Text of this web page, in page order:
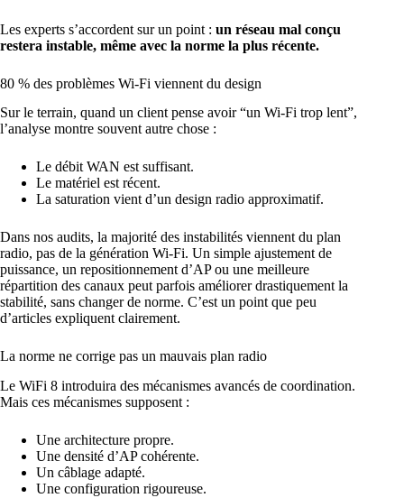
Les experts s’accordent sur un point : un réseau mal conçu
restera instable, même avec la norme la plus récente.
80 % des problèmes Wi-Fi viennent du design
Sur le terrain, quand un client pense avoir “un Wi-Fi trop lent”,
l’analyse montre souvent autre chose :
Le débit WAN est suffisant.
Le matériel est récent.
La saturation vient d’un design radio approximatif.
Dans nos audits, la majorité des instabilités viennent du plan
radio, pas de la génération Wi-Fi. Un simple ajustement de
puissance, un repositionnement d’AP ou une meilleure
répartition des canaux peut parfois améliorer drastiquement la
stabilité, sans changer de norme. C’est un point que peu
d’articles expliquent clairement.
La norme ne corrige pas un mauvais plan radio
Le WiFi 8 introduira des mécanismes avancés de coordination.
Mais ces mécanismes supposent :
Une architecture propre.
Une densité d’AP cohérente.
Un câblage adapté.
Une configuration rigoureuse.